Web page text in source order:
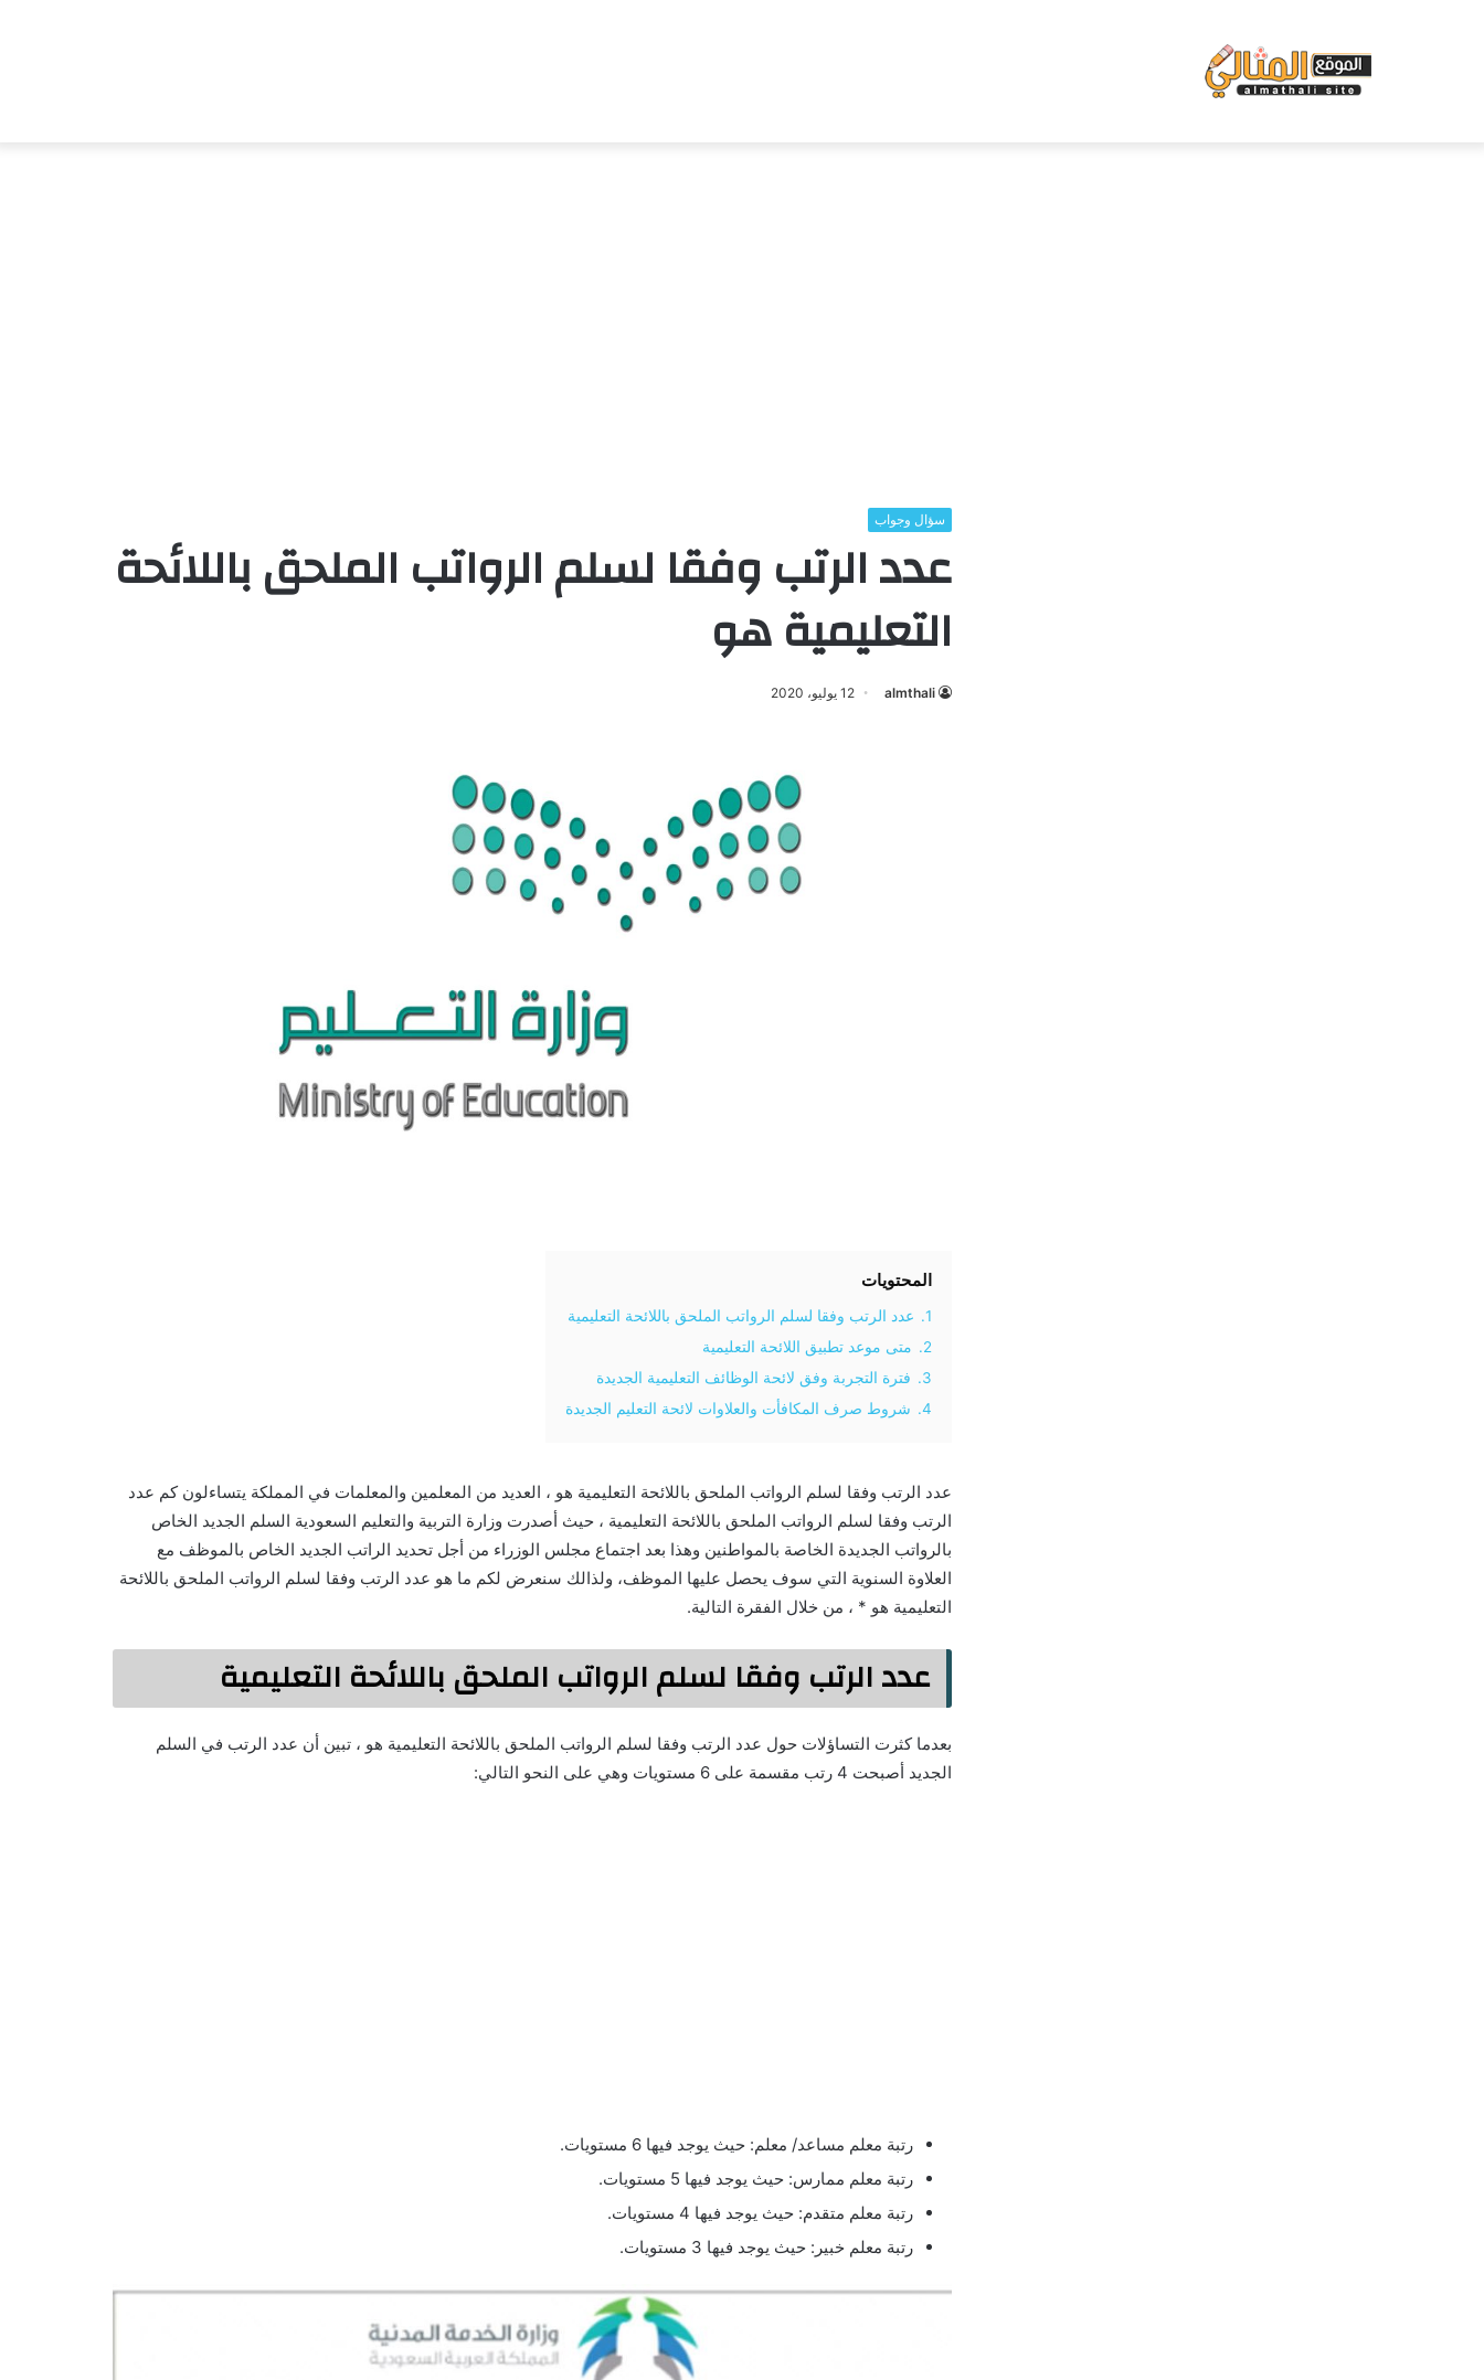
سؤال وجواب
عدد الرتب وفقا لسلم الرواتب الملحق باللائحة
التعليمية هو
almthali 12 يوليو، 2020
المحتويات
1.
عدد الرتب وفقا لسلم الرواتب الملحق باللائحة التعليمية
2.
متى موعد تطبيق اللائحة التعليمية
3.
فترة التجربة وفق لائحة الوظائف التعليمية الجديدة
4.
شروط صرف المكافأت والعلاوات لائحة التعليم الجديدة
عدد الرتب وفقا لسلم الرواتب الملحق باللائحة التعليمية هو ، العديد من المعلمين والمعلمات في المملكة يتساءلون كم عدد
الرتب وفقا لسلم الرواتب الملحق باللائحة التعليمية ، حيث أصدرت وزارة التربية والتعليم السعودية السلم الجديد الخاص
بالرواتب الجديدة الخاصة بالمواطنين وهذا بعد اجتماع مجلس الوزراء من أجل تحديد الراتب الجديد الخاص بالموظف مع
العلاوة السنوية التي سوف يحصل عليها الموظف، ولذالك سنعرض لكم ما هو عدد الرتب وفقا لسلم الرواتب الملحق باللائحة
التعليمية هو * ، من خلال الفقرة التالية.
عدد الرتب وفقا لسلم الرواتب الملحق باللائحة التعليمية
بعدما كثرت التساؤلات حول عدد الرتب وفقا لسلم الرواتب الملحق باللائحة التعليمية هو ، تبين أن عدد الرتب في السلم
الجديد أصبحت 4 رتب مقسمة على 6 مستويات وهي على النحو التالي:
رتبة معلم مساعد/ معلم: حيث يوجد فيها 6 مستويات.
رتبة معلم ممارس: حيث يوجد فيها 5 مستويات.
رتبة معلم متقدم: حيث يوجد فيها 4 مستويات.
رتبة معلم خبير: حيث يوجد فيها 3 مستويات.